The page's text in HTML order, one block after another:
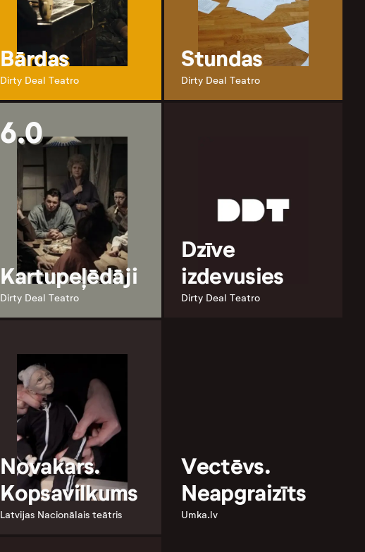
Bārdas
Dirty Deal Teatro
Stundas
Dirty Deal Teatro
6.0
Kartupeļēdāji
Dirty Deal Teatro
Dzīve
izdevusies
Dirty Deal Teatro
Novakars.
Kopsavilkums
Latvijas Nacionālais teātris
Vectēvs.
Neapgraizīts
Umka.lv